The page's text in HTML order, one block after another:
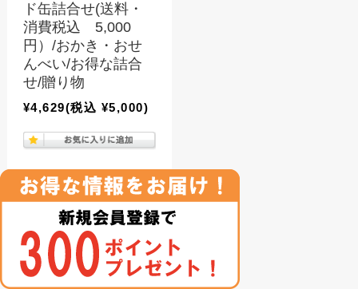
ド缶詰合せ(送料・
消費税込 5,000
円）/おかき・おせ
んべい/お得な詰合
せ/贈り物
¥4,629(税込 ¥5,000)